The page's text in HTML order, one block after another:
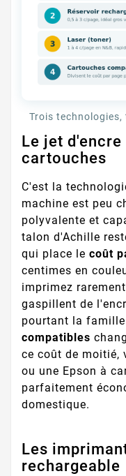
Trois
Le jet
cartouches
C'est la
machine est peu
polyvalente et
talon d'Achille
qui place le coût
centimes en
imprimez
gaspillent de
pourtant la
compatibles
ce coût de moitié,
ou une Epson à
parfaitement
domestique.
Les
rechargeable